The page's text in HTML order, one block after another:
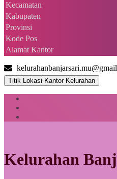
Kecamatan
Kabupaten
Provinsi
Kode Pos
Alamat Kantor
Titik Lokasi Kantor Kelurahan
Kelurahan